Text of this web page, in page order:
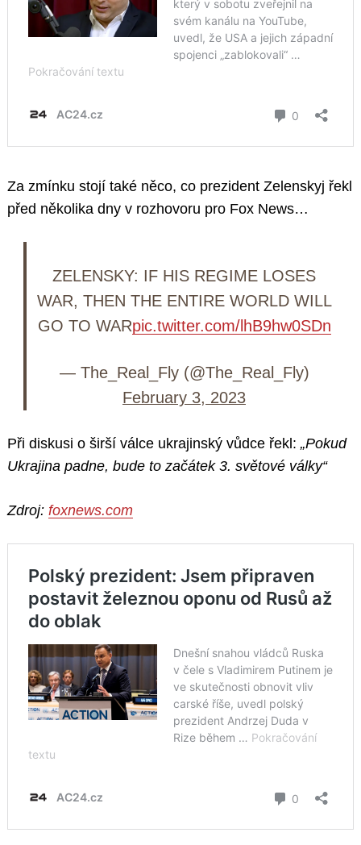
Za zmínku stojí také něco, co prezident Zelenskyj řekl
před několika dny v rozhovoru pro Fox News…
ZELENSKY: IF HIS REGIME LOSES
WAR, THEN THE ENTIRE WORLD WILL
GO TO WARpic.twitter.com/lhB9hw0SDn
— The_Real_Fly (@The_Real_Fly)
February 3, 2023
Při diskusi o širší válce ukrajinský vůdce řekl: „Pokud
Ukrajina padne, bude to začátek 3. světové války“
Zdroj: foxnews.com